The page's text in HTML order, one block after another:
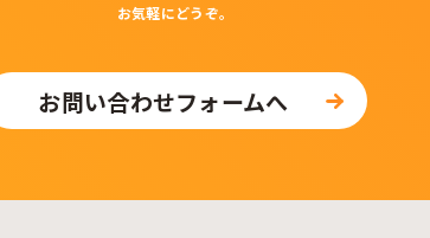
お気軽にどうぞ。
お問い合わせフォームへ